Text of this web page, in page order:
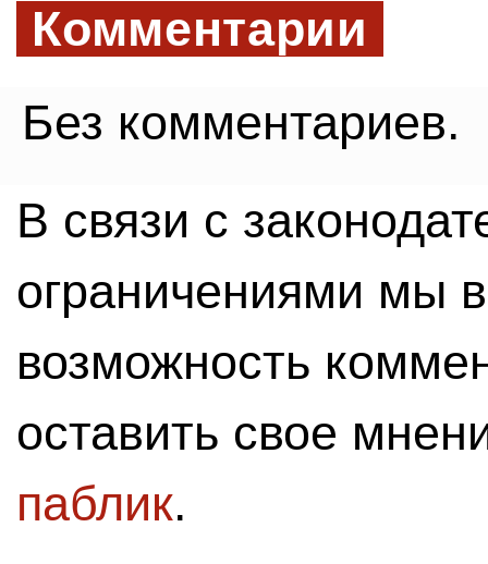
Комментарии
Без комментариев.
В связи с
ограничениями мы
возможность
оставить свое
паблик.